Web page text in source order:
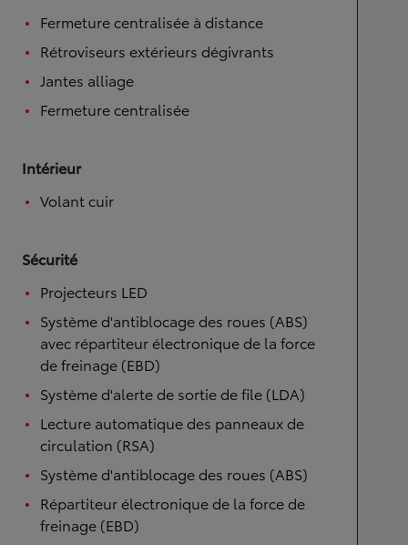
Fermeture centralisée à distance
Rétroviseurs extérieurs dégivrants
Jantes alliage
Fermeture centralisée
Intérieur
Volant cuir
Sécurité
Projecteurs LED
Système d'antiblocage des roues (ABS)
avec répartiteur électronique de la force
de freinage (EBD)
Système d'alerte de sortie de file (LDA)
Lecture automatique des panneaux de
circulation (RSA)
Système d'antiblocage des roues (ABS)
Répartiteur électronique de la force de
freinage (EBD)